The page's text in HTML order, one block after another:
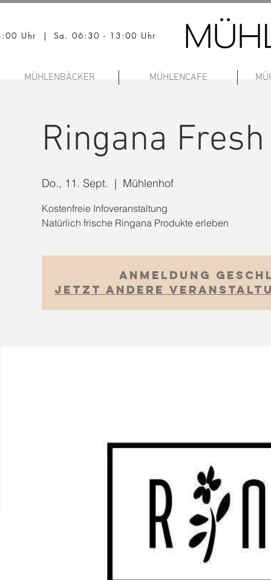
Uhr | Sa. 06:30 - 13:00 Uhr
MÜHLENBÄCKER MÜHLENCAFE
Ringana
Do., 11. Sept.
  |
Mühlenhof
Kostenfreie Infoveranstaltung
Natürlich frische Ringana Produkte erleben
Anmeldung
Jetzt andere